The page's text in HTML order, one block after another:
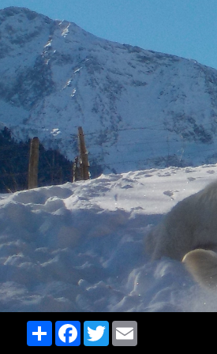
Partager
Facebook
Twitter